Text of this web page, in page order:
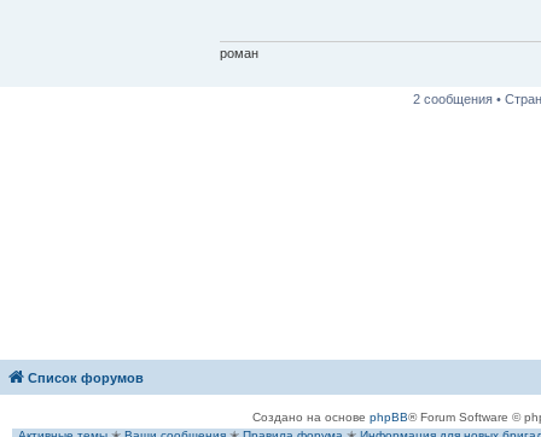
и
роман
2 сообщения •
Список форумов
Создано на основе phpBB® Forum Software ©